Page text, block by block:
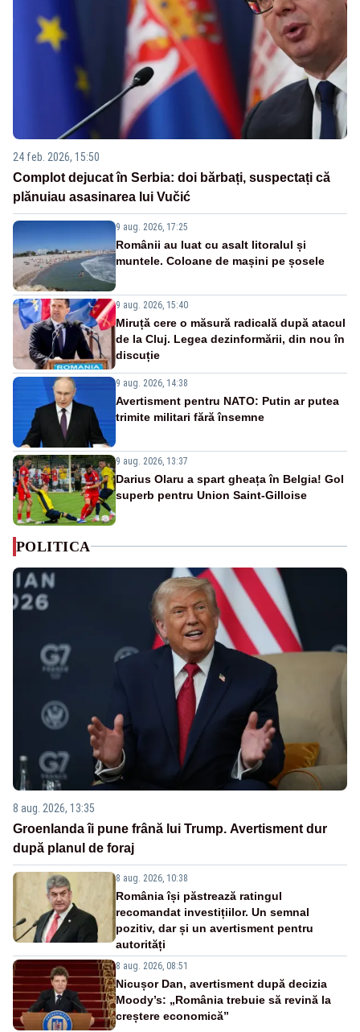
24 feb. 2026, 15:50
Complot dejucat în Serbia: doi bărbați, suspectați că
plănuiau asasinarea lui Vučić
9 aug. 2026, 17:25
Românii au luat cu asalt litoralul și
muntele. Coloane de mașini pe șosele
9 aug. 2026, 15:40
Miruță cere o măsură radicală după atacul
de la Cluj. Legea dezinformării, din nou în
discuție
9 aug. 2026, 14:38
Avertisment pentru NATO: Putin ar putea
trimite militari fără însemne
9 aug. 2026, 13:37
Darius Olaru a spart gheața în Belgia! Gol
superb pentru Union Saint-Gilloise
POLITICA
8 aug. 2026, 13:35
Groenlanda îi pune frână lui Trump. Avertisment dur
după planul de foraj
8 aug. 2026, 10:38
România își păstrează ratingul
recomandat investițiilor. Un semnal
pozitiv, dar și un avertisment pentru
autorități
8 aug. 2026, 08:51
Nicușor Dan, avertisment după decizia
Moody’s: „România trebuie să revină la
creștere economică”